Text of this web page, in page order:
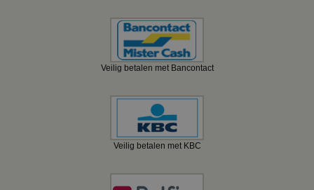
Veilig betalen met Bancontact
Veilig betalen met KBC